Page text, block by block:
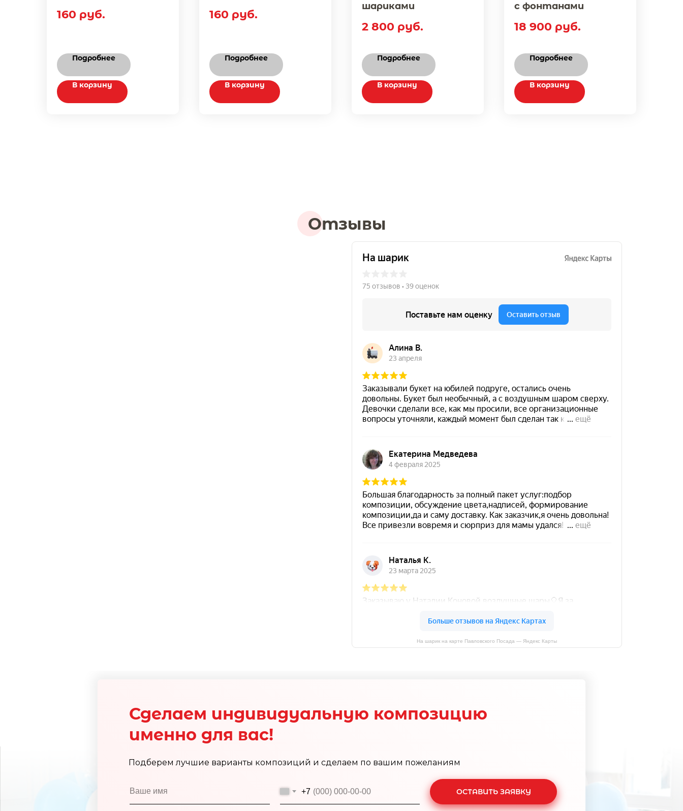
160 руб.
Подробнее
В корзину
160 руб.
Подробнее
В корзину
шариками
2 800 руб.
Подробнее
В корзину
с фонтанами
18 900 руб.
Подробнее
В корзину
Отзывы
На шарик на карте Павловского Посада — Яндекс Карты
Сделаем индивидуальную композицию
именно для вас!
Подберем лучшие варианты композиций и сделаем по вашим пожеланиям
+7 ОСТАВИТЬ ЗАЯВКУ